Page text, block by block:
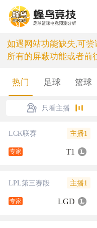
如遇网站功能缺失,可
所有的屏蔽功能或者前
热门 足球 篮球
只看主播
LCK联赛 主播1
专家 T1
LPL第三赛段 主播1
专家 LGD